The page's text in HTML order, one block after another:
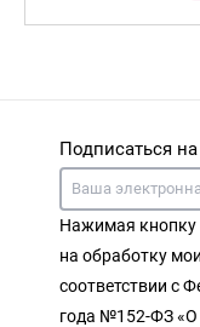
Подписаться
Нажимая кнопку
на обработку
соответствии с
года №152-ФЗ «О